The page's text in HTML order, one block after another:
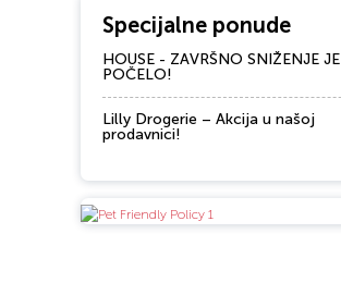
Specijalne ponude
HOUSE - ZAVRŠNO SNIŽENJE JE
POČELO!
Lilly Drogerie – Akcija u našoj
prodavnici!